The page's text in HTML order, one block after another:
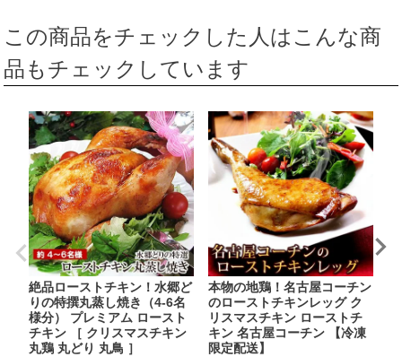
この商品をチェックした人はこんな商
品もチェックしています
絶品ローストチキン！水郷ど
りの特撰丸蒸し焼き（4-6名
様分） プレミアム ロースト
チキン ［ クリスマスチキン
丸鶏 丸どり 丸鳥 ］
本物の地鶏！名古屋コーチン
のローストチキンレッグ ク
リスマスチキン ローストチ
キン 名古屋コーチン 【冷凍
限定配送】